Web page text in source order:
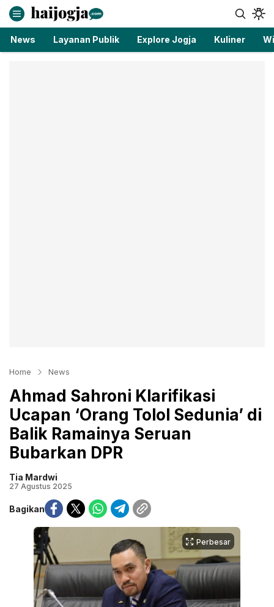
haijogja.com
Berita Jogja Terbaru dan Terkini
News Layanan Publik Explore Jogja Kuliner
Home News
Ahmad Sahroni Klarifikasi
Ucapan ‘Orang Tolol Sedunia’ di
Balik Ramainya Seruan
Bubarkan DPR
Tia Mardwi
27 Agustus 2025
Bagikan
Perbesar